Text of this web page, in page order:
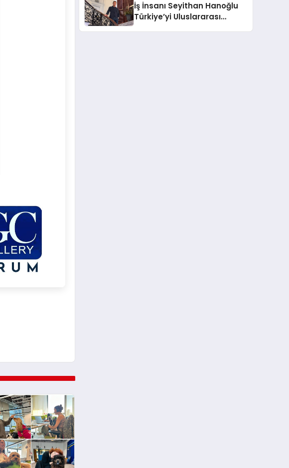
İş İnsanı Seyithan Hanoğlu
Türkiye’yi Uluslararası